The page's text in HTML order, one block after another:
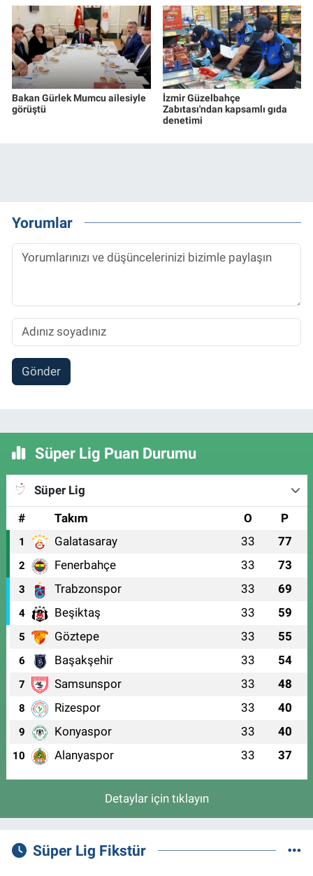
Bakan Gürlek Mumcu ailesiyle
görüştü
İzmir Güzelbahçe
Zabıtası'ndan kapsamlı gıda
denetimi
Yorumlar
Gönder
Süper Lig Puan Durumu
Süper Lig
#
Takım O P
1 Galatasaray 33 77
2 Fenerbahçe 33 73
3 Trabzonspor 33 69
4 Beşiktaş 33 59
5 Göztepe 33 55
6 Başakşehir 33 54
7 Samsunspor 33 48
8 Rizespor 33 40
9 Konyaspor 33 40
10 Alanyaspor 33 37
Detaylar için tıklayın
Süper Lig Fikstür